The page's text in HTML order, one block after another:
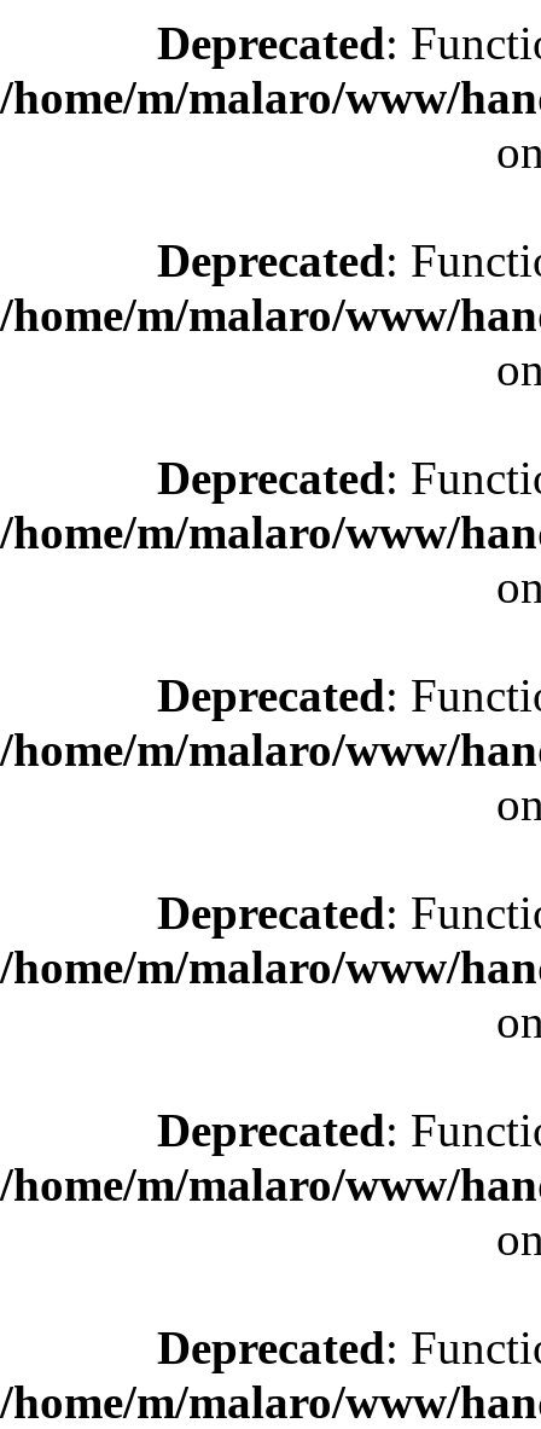
Deprecated:
/home/m/malaro/www/
Deprecated:
/home/m/malaro/www/
Deprecated:
/home/m/malaro/www/
Deprecated:
/home/m/malaro/www/
Deprecated:
/home/m/malaro/www/
Deprecated:
/home/m/malaro/www/
Deprecated:
/home/m/malaro/www/